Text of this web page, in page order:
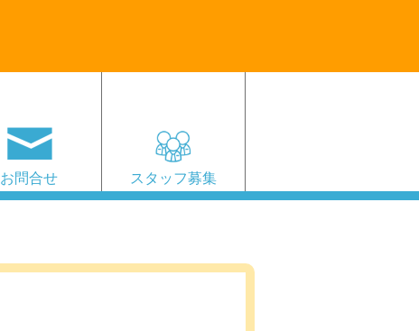
お問合せ スタッフ募集